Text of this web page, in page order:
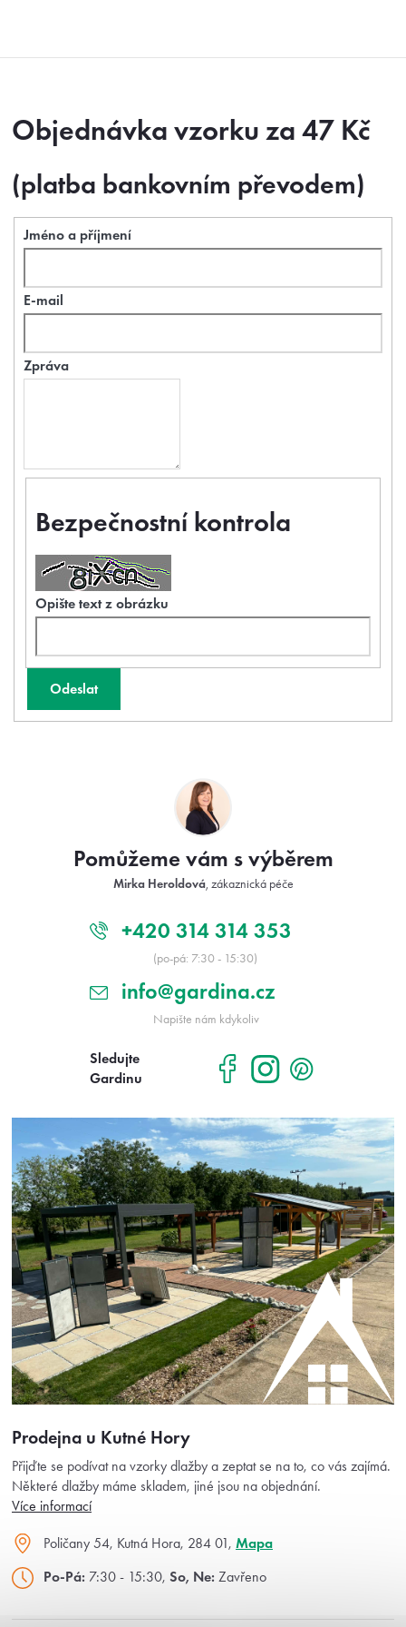
Objednávka vzorku za 47 Kč
(platba bankovním převodem)
Jméno a příjmení
E-mail
Zpráva
Bezpečnostní kontrola
Opište text z obrázku
Odeslat
Pomůžeme vám s výběrem
Mirka Heroldová, zákaznická péče
+420 314 314 353
(po-pá: 7:30 - 15:30)
info@gardina.cz
Napište nám kdykoliv
Sledujte
Gardinu
Prodejna u Kutné Hory
Přijďte se podívat na vzorky dlažby a zeptat se na to, co vás zajímá.
Některé dlažby máme skladem, jiné jsou na objednání.
Více informací
Poličany 54, Kutná Hora, 284 01, Mapa
Po-Pá: 7:30 - 15:30, So, Ne: Zavřeno